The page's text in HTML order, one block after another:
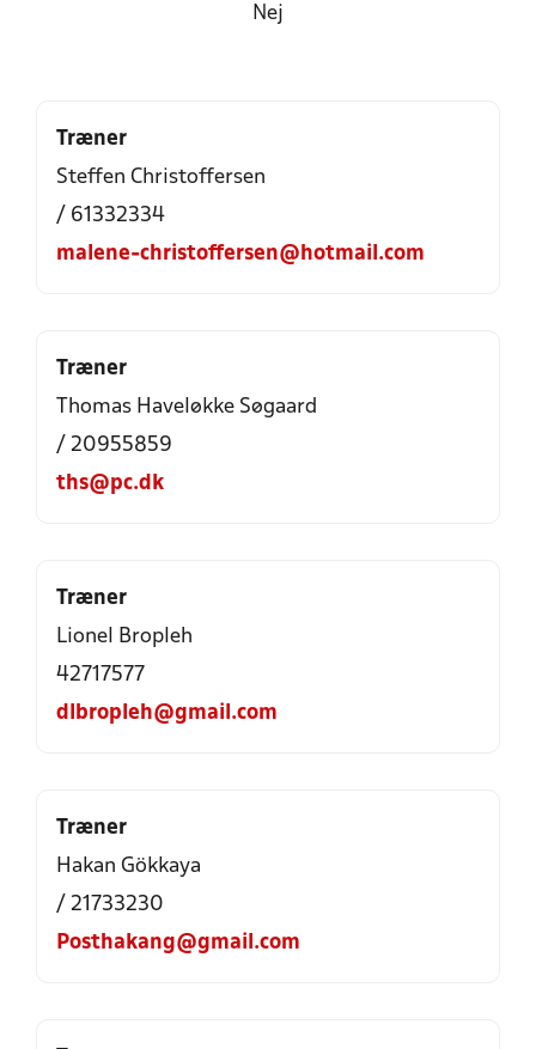
Nej
Træner
Steffen Christoffersen
/ 61332334
malene-christoffersen@hotmail.com
Træner
Thomas Haveløkke Søgaard
/ 20955859
ths@pc.dk
Træner
Lionel Bropleh
42717577
dlbropleh@gmail.com
Træner
Hakan Gökkaya
/ 21733230
Posthakang@gmail.com